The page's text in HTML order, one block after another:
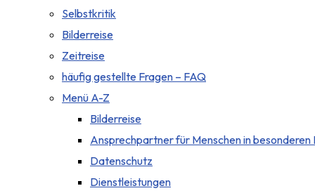
Selbstkritik
Bilderreise
Zeitreise
häufig gestellte Fragen – FAQ
Menü A-Z
Bilderreise
Ansprechpartner für Menschen in
Datenschutz
Dienstleistungen